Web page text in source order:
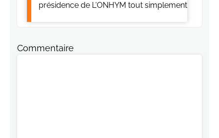
présidence de L'ONHYM tout simplement
Commentaire